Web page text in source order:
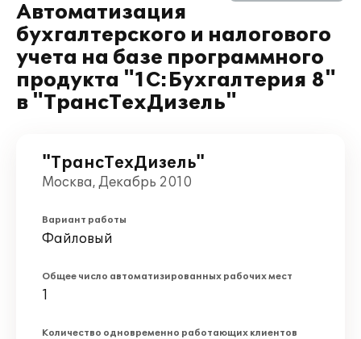
Автоматизация
бухгалтерского и налогового
учета на базе программного
продукта "1С:Бухгалтерия 8"
в "ТрансТехДизель"
"ТрансТехДизель"
Москва, Декабрь 2010
Вариант работы
Файловый
Общее число автоматизированных рабочих мест
1
Количество одновременно работающих клиентов